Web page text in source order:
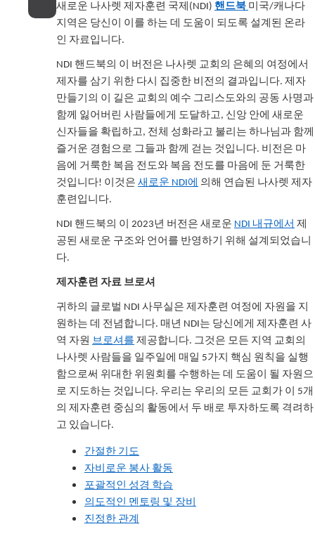
새로운 나사렛 제자훈련 국제(NDI) 핸드북 미국/캐나다
지역은 당신이 이를 하는 데 도움이 되도록 설계된 온라
인 자료입니다.
NDI 핸드북의 이 버전은 나사렛 교회의 은혜의 여정에서
제자를 삼기 위한 다시 집중한 비전의 결과입니다. 제자
만들기의 이 길은 교회의 예수 그리스도와의 공동 사명과
함께 잃어버린 사람들에게 도달하고, 신앙 안에 새로운
신자들을 확립하고, 전체 성화라고 불리는 하나님과 함께
즐거운 경험으로 그들과 함께 걷는 것입니다. 비전은 마
음에 거룩한 복음 전도와 복음 전도를 마음에 둔 거룩한
것입니다! 이것은 새로운 NDI에
의해 연습된 나사렛 제자
훈련입니다.
NDI 핸드북의 이 2023년 버전은 새로운 NDI 내규에서 제
공된 새로운 구조와 언어를 반영하기 위해 설계되었습니
다.
제자훈련 자료 브로셔
귀하의 글로벌 NDI 사무실은 제자훈련 여정에 자원을 지
원하는 데 전념합니다. 매년 NDI는 당신에게 제자훈련 사
역 자원 브로셔를 제공합니다. 그것은 모든 지역 교회의
나사렛 사람들을 일주일에 매일 5가지 핵심 원칙을 실행
함으로써 위대한 위원회를 수행하는 데 도움이 될 자원으
로 지도하는 것입니다. 우리는 우리의 모든 교회가 이 5개
의 제자훈련 중심의 활동에서 두 배로 투자하도록 격려하
고 있습니다.
간절한 기도
자비로운 봉사 활동
포괄적인 성경 학습
의도적인 멘토링 및 장비
진정한 관계